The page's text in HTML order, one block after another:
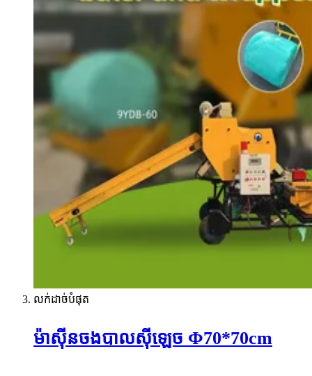
លក់ដាច់បំផុត
ម៉ាស៊ីនចងបាលស៊ីឡេច Φ70*70cm